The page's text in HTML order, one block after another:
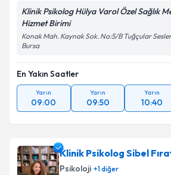
Klinik Psikolog Hülya Varol Özel Sağlık
Hizmet Birimi
Konak Mah. Kaynak Sok. No:5/B Tuğçular
Bursa
En Yakın Saatler
Yarın
09:00
Yarın
09:50
Yarın
10:40
Klinik Psikolog Sibel
Psikoloji +1diğer